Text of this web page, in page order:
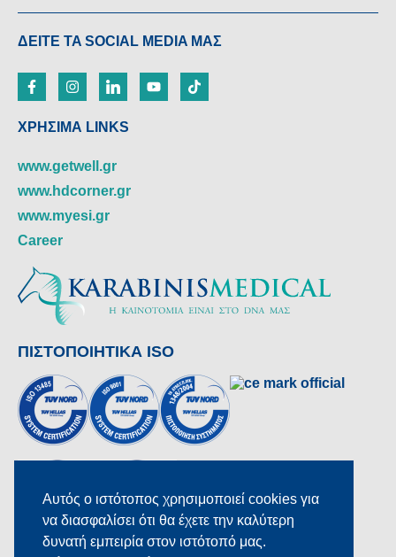
ΔEITE TA SOCIAL MEDIA ΜΑΣ
ΧΡΗΣΙΜΑ LINKS
www.getwell.gr
www.hdcorner.gr
www.myesi.gr
Career
ΠΙΣΤΟΠΟΙΗΤΙΚΑ ISO
Αυτός ο ιστότοπος χρησιμοποιεί cookies για
να διασφαλίσει ότι θα έχετε την καλύτερη
δυνατή εμπειρία στον ιστότοπό μας.